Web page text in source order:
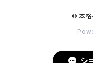
© 本格
シ